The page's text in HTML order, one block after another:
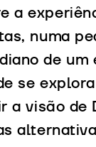
a
numa
de
se
a visão de